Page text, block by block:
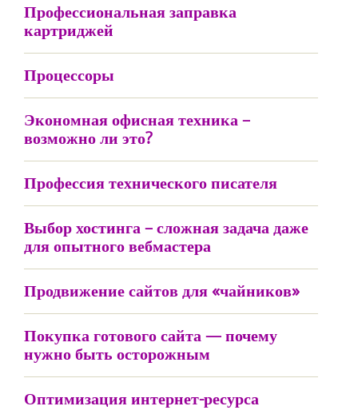
Профессиональная заправка
картриджей
Процессоры
Экономная офисная техника –
возможно ли это?
Профессия технического писателя
Выбор хостинга – сложная задача даже
для опытного вебмастера
Продвижение сайтов для «чайников»
Покупка готового сайта — почему
нужно быть осторожным
Оптимизация интернет-ресурса